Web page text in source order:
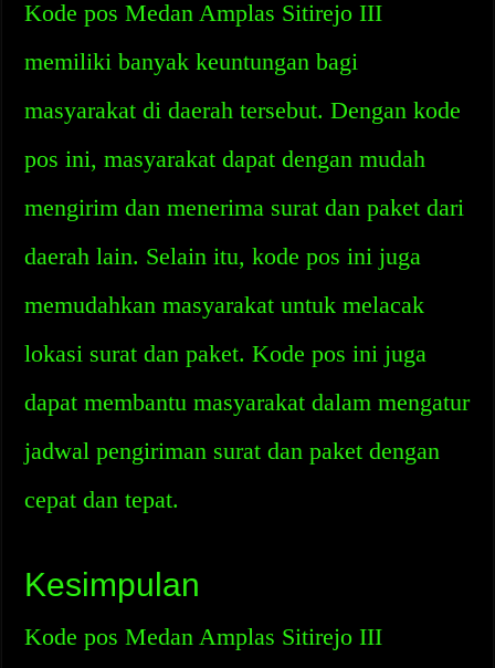
Kode pos Medan Amplas Sitirejo III
memiliki banyak keuntungan bagi
masyarakat di daerah tersebut. Dengan kode
pos ini, masyarakat dapat dengan mudah
mengirim dan menerima surat dan paket dari
daerah lain. Selain itu, kode pos ini juga
memudahkan masyarakat untuk melacak
lokasi surat dan paket. Kode pos ini juga
dapat membantu masyarakat dalam mengatur
jadwal pengiriman surat dan paket dengan
cepat dan tepat.
Kesimpulan
Kode pos Medan Amplas Sitirejo III